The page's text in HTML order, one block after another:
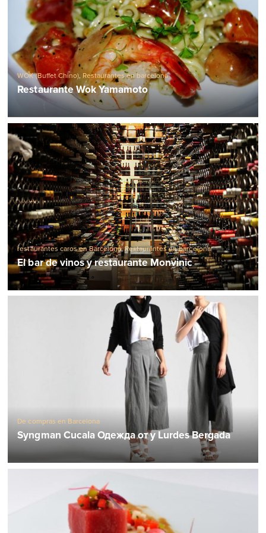
WOK (Buffet Chino), Restaurantes en barcelona
Restaurante Wok Yamamoto
restaurantes caros en Barcelona,Restaurantes en barcelona
El bar de vinos y restaurante Monvinic
De compras en Barcelona
Syngman Cucala Одежда от y Lurdes Bergada